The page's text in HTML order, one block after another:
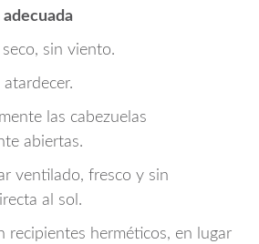
adecuada
sin viento.
atardecer.
las cabezuelas
abiertas.
ventilado, fresco y sin
al sol.
recipientes herméticos, en lugar